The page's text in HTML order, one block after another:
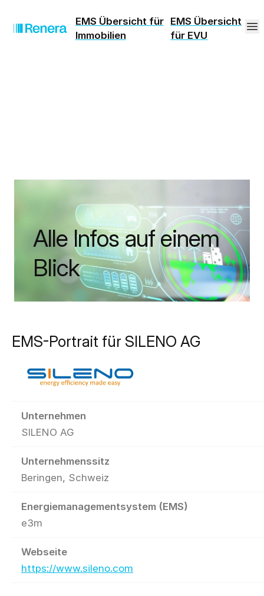
EMS Übersicht für
Immobilien
EMS Übersicht
für EVU
Alle Infos auf einem
Blick
EMS-Portrait für SILENO AG
Unternehmen
SILENO AG
Unternehmenssitz
Beringen, Schweiz
Energiemanagementsystem (EMS)
e3m
Webseite
https://www.sileno.com